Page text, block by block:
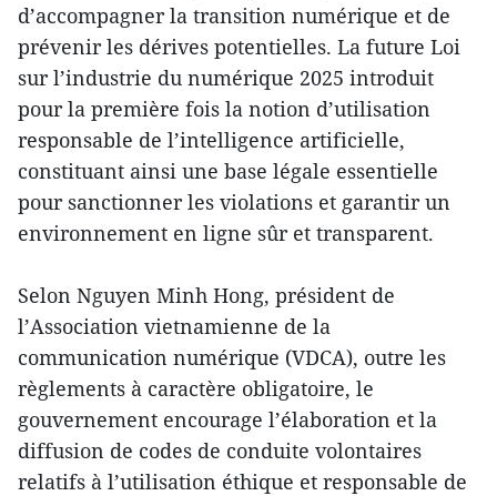
d’accompagner la transition numérique et de
prévenir les dérives potentielles. La future Loi
sur l’industrie du numérique 2025 introduit
pour la première fois la notion d’utilisation
responsable de l’intelligence artificielle,
constituant ainsi une base légale essentielle
pour sanctionner les violations et garantir un
environnement en ligne sûr et transparent.
Selon Nguyen Minh Hong, président de
l’Association vietnamienne de la
communication numérique (VDCA), outre les
règlements à caractère obligatoire, le
gouvernement encourage l’élaboration et la
diffusion de codes de conduite volontaires
relatifs à l’utilisation éthique et responsable de